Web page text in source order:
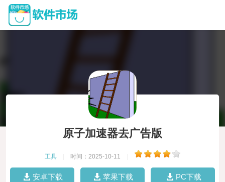
原子加速器去广告版
工具 时间：2025-10-11
安卓下载 苹果下载 PC下载